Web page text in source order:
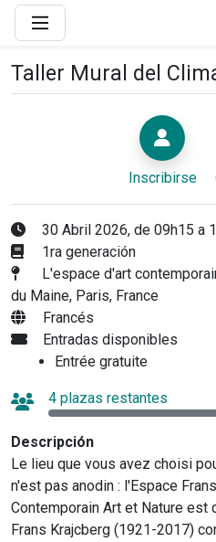
Taller Mural del
Inscribirse
30 Abril 2026, de 09h15 a
1ra generación
L'espace d'art
du Maine, Paris, France
Francés
Entradas disponibles
Entrée gratuite
4 plazas restantes
Descripción
Le lieu que vous avez choisi
n'est pas anodin : l'Espace
Contemporain Art et Nature
Frans Krajcberg (1921-2017)